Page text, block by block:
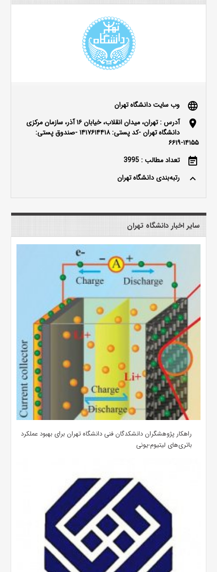
language وب سایت دانشگاه تهران
location_on
آدرس : تهران، میدان انقلاب، خیابان ۱۶ آذر، سازمان مرکزی
دانشگاه تهران -کد پستی: ۱۴۱۷۶۱۴۴۱۸ -صندوق پستی:
۱۴۱۵۵-۶۶۱۹
event_note تعداد مطالب : 3995
keyboard_arrow_up رتبه‌بندی دانشگاه تهران
سایر اخبار دانشگاه تهران
راهکار پژوهشگران دانشکدگان فنی دانشگاه تهران برای بهبود عملکرد
باتری‌های لیتیوم-یونی